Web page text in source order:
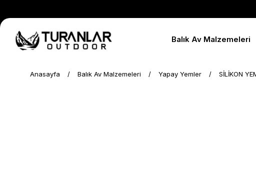
Balık Av Malzemeleri
Anasayfa Balık Av Malzemeleri Yapay Yemler SİLİKON